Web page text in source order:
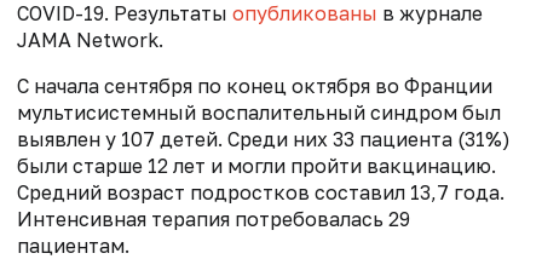
COVID-19. Результаты опубликованы в журнале
JAMA Network.
С начала сентября по конец октября во Франции
мультисистемный воспалительный синдром был
выявлен у 107 детей. Среди них 33 пациента (31%)
были старше 12 лет и могли пройти вакцинацию.
Средний возраст подростков составил 13,7 года.
Интенсивная терапия потребовалась 29
пациентам.